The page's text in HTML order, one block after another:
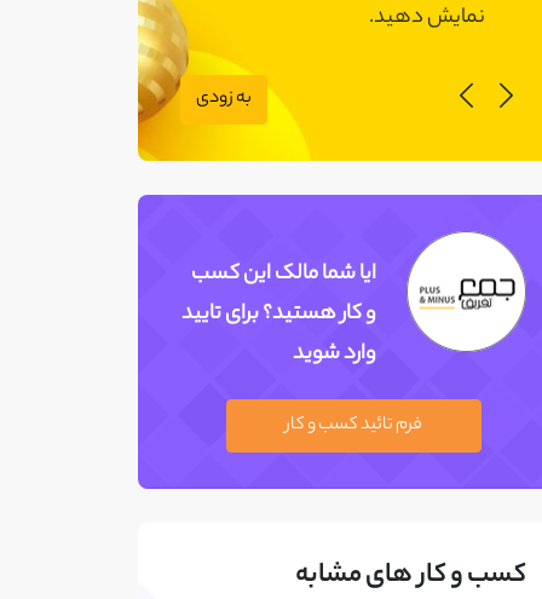
نمایش دهید.
نمایش دهید.
به زودی
ایا شما مالک این کسب
و کار هستید؟ برای تایید
وارد شوید
فرم تائید کسب و کار
کسب و کار های مشابه